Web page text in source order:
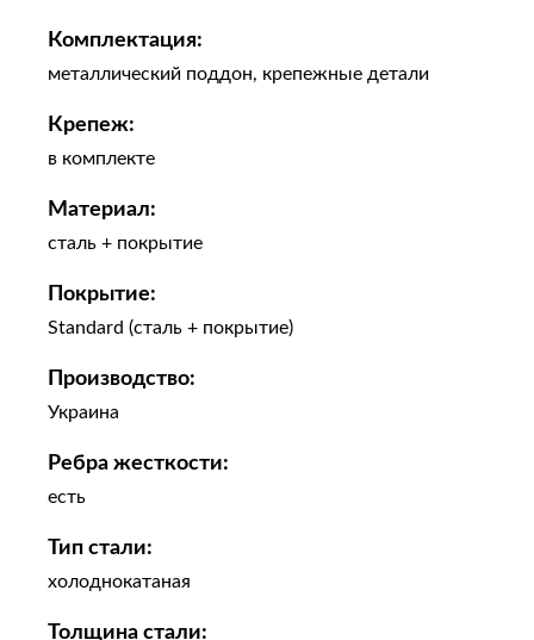
Комплектация:
металлический поддон, крепежные детали
Крепеж:
в комплекте
Материал:
сталь + покрытие
Покрытие:
Standard (сталь + покрытие)
Производство:
Украина
Ребра жесткости:
есть
Тип стали:
холоднокатаная
Толщина стали: